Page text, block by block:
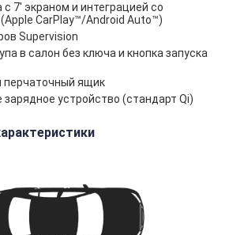
7' экраном и интеграцией со
CarPlay™/Android Auto™)
Supervision
в салон без ключа и кнопка запуска
ящик
зарядное устройство (стандарт Qi)